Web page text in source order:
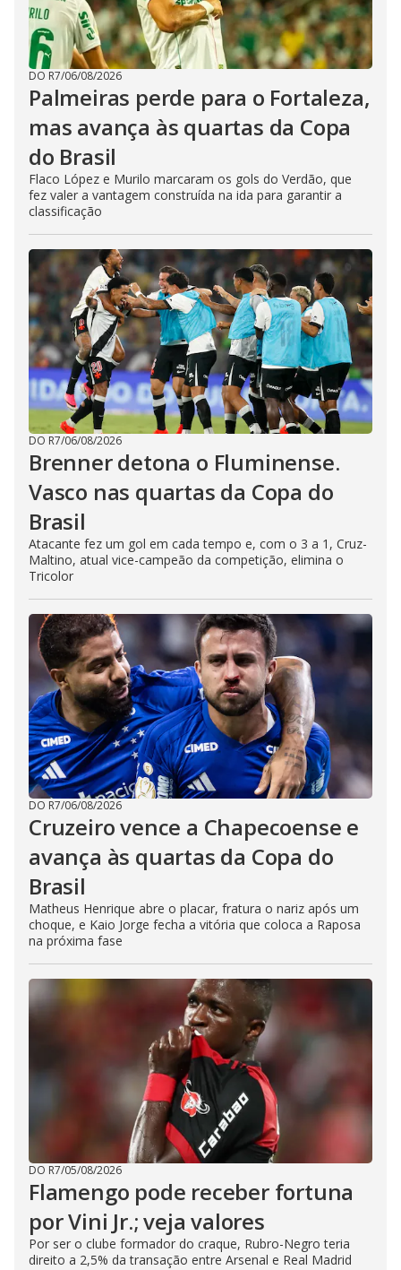
DO R7/06/08/2026
Palmeiras perde para o Fortaleza,
mas avança às quartas da Copa
do Brasil
Flaco López e Murilo marcaram os gols do Verdão, que
fez valer a vantagem construída na ida para garantir a
classificação
DO R7/06/08/2026
Brenner detona o Fluminense.
Vasco nas quartas da Copa do
Brasil
Atacante fez um gol em cada tempo e, com o 3 a 1, Cruz-
Maltino, atual vice-campeão da competição, elimina o
Tricolor
DO R7/06/08/2026
Cruzeiro vence a Chapecoense e
avança às quartas da Copa do
Brasil
Matheus Henrique abre o placar, fratura o nariz após um
choque, e Kaio Jorge fecha a vitória que coloca a Raposa
na próxima fase
DO R7/05/08/2026
Flamengo pode receber fortuna
por Vini Jr.; veja valores
Por ser o clube formador do craque, Rubro-Negro teria
direito a 2,5% da transação entre Arsenal e Real Madrid